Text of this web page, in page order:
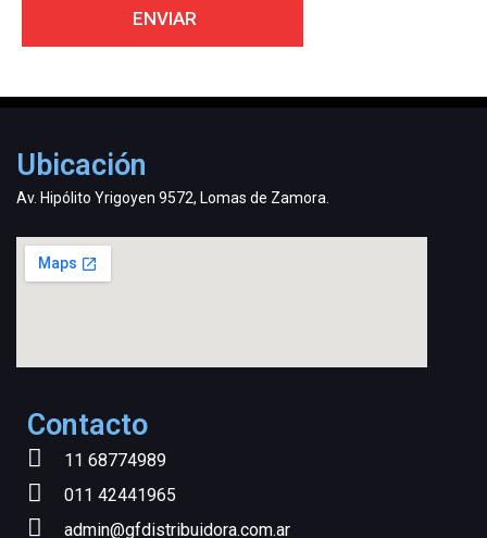
Ubicación
Av. Hipólito Yrigoyen 9572, Lomas de Zamora.
Contacto
11 68774989
011 42441965
admin@gfdistribuidora.com.ar